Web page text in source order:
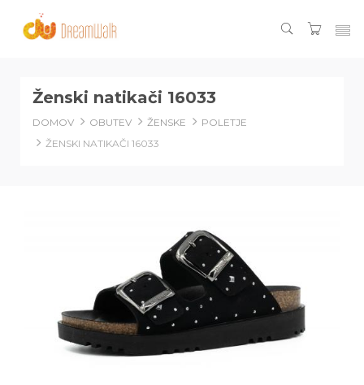
Ženski natikači 16033
DOMOV OBUTEV ŽENSKE
POLETJE
ŽENSKI NATIKAČI 16033